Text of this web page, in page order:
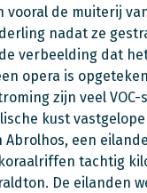
vooral de muiterij
nadat ze
verbeelding dat
opera is
zijn veel VOC-
kust
Abrolhos, een
tachtig
De eilanden